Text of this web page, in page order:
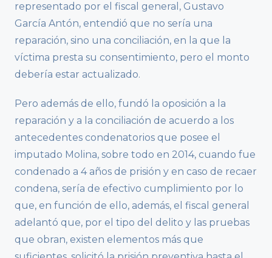
representado por el fiscal general, Gustavo
García Antón, entendió que no sería una
reparación, sino una conciliación, en la que la
víctima presta su consentimiento, pero el monto
debería estar actualizado.
Pero además de ello, fundó la oposición a la
reparación y a la conciliación de acuerdo a los
antecedentes condenatorios que posee el
imputado Molina, sobre todo en 2014, cuando fue
condenado a 4 años de prisión y en caso de recaer
condena, sería de efectivo cumplimiento por lo
que, en función de ello, además, el fiscal general
adelantó que, por el tipo del delito y las pruebas
que obran, existen elementos más que